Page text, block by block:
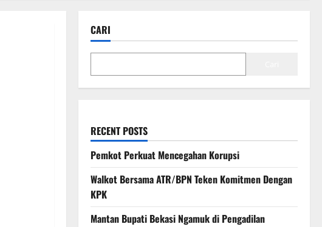
CARI
RECENT POSTS
Pemkot Perkuat Mencegahan Korupsi
Walkot Bersama ATR/BPN Teken Komitmen Dengan
KPK
Mantan Bupati Bekasi Ngamuk di Pengadilan